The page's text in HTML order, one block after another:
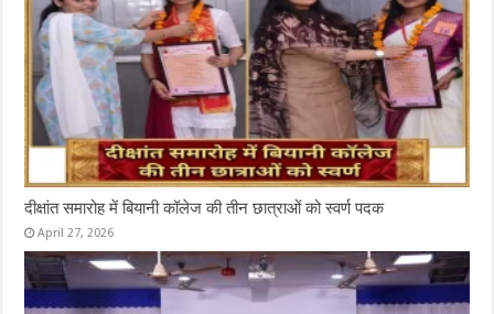
दीक्षांत समारोह में बियानी कॉलेज की तीन छात्राओं को स्वर्ण पदक
April 27, 2026